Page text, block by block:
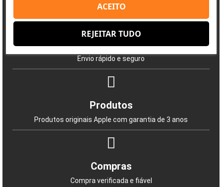
Entrega
Envio rápido e seguro
Produtos
Produtos originais Apple com garantia de 3 anos
Compras
Compra verificada e fiável
REJEITAR TUDO
ACEITO